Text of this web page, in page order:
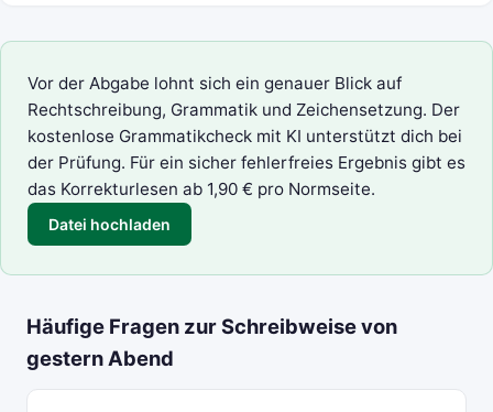
Vor der Abgabe lohnt sich ein genauer Blick auf
Rechtschreibung, Grammatik und Zeichensetzung. Der
kostenlose Grammatikcheck mit KI unterstützt dich bei
der Prüfung. Für ein sicher fehlerfreies Ergebnis gibt es
das Korrekturlesen ab 1,90 € pro Normseite.
Datei hochladen
Häufige Fragen zur Schreibweise von
gestern Abend